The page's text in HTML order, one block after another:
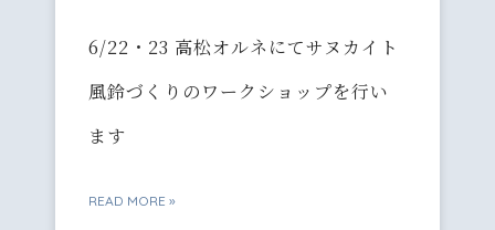
6/22・23 高松オルネにてサヌカイト
風鈴づくりのワークショップを行い
ます
READ MORE »